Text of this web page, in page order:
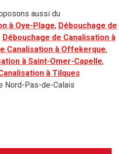
aussi du
à Oye-Plage, Débouchage de
Débouchage de Canalisation à
Canalisation à Offekerque,
à Saint-Omer-Capelle,
à Tilques
Nord-Pas-de-Calais